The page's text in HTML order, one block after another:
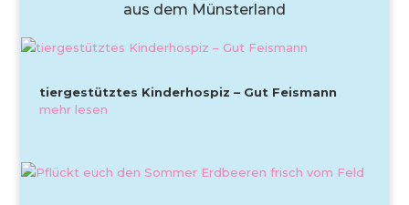
aus dem Münsterland
tiergestütztes Kinderhospiz – Gut Feismann
mehr lesen